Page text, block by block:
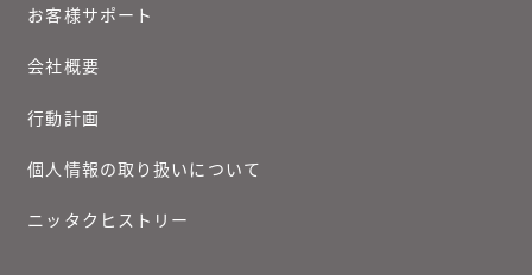
お客様サポート
会社概要
行動計画
個人情報の取り扱いについて
ニッタクヒストリー